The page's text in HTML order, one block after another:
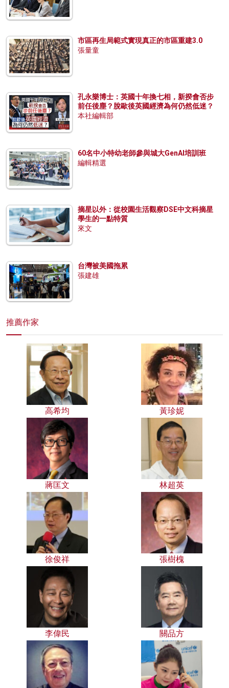
市區再生局範式實現真正的市區重建3.0
張量童
孔永樂博士：英國十年換七相，新揆會否步
前任後塵？脫歐後英國經濟為何仍然低迷？
本社編輯部
60名中小特幼老師參與城大GenAI培訓班
編輯精選
摘星以外：從校園生活觀察DSE中文科摘星
學生的一點特質
來文
台灣被美國拖累
張建雄
推薦作家
高希均 黃珍妮
蔣匡文 林超英
徐俊祥 張樹槐
李偉民 關品方